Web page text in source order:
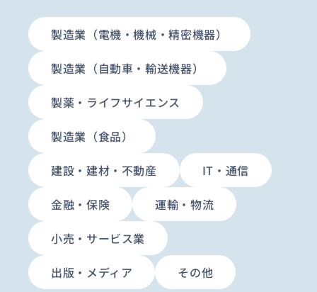
製造業（電機・機械・精密機器）
製造業（自動車・輸送機器）
製薬・ライフサイエンス
製造業（食品）
建設・建材・不動産
IT・通信
金融・保険
運輸・物流
小売・サービス業
出版・メディア
その他